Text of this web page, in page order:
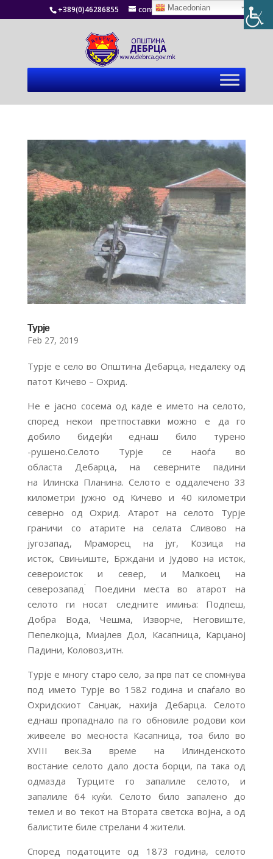
+389(0)46286855 contact@debrca.gov.mk
Турје
Feb 27, 2019
Турје е село во Општина Дебарца, недалеку од
патот Кичево – Охрид.
Не е јасно сосема од каде е името на селото,
според некои претпоставки можно е да го
добило бидејќи еднаш било турено
-рушено.Селото Турје се наоѓа во
областа Дебарца, на северните падини
на Илинска Планина. Селото е оддалечено 33
километри јужно од Кичево и 40 километри
северно од Охрид. Атарот на селото Турје
граничи со атарите на селата Сливово на
југозапад, Мраморец на југ, Козица на
исток, Свињиште, Брждани и Јудово на исток,
североисток и север, и Малкоец на
северозапад
.
Поедини места во атарот на
селото ги носат следните имиња: Подпеш,
Добра Вода, Чешма, Изворче, Неговиште,
Пепелкојца, Миајлев Дол, Касапница, Карџаној
Падини, Коловоз,итн.
Турје е многу старо село, за прв пат се спомнува
под името Турје во 1582 година и спаѓало во
Охридскиот Санџак, нахија Дебарца. Селото
еднаш пропаднало па го обновиле родови кои
живееле во месноста Касапница, тоа било во
ХVIII век.За време на Илинденското
востание селото дало доста борци, па така од
одмазда Турците го запалиле селото, и
запалиле 64 куќи. Селото било запалено до
темел и во текот на Втората светска војна, а од
балистите биле стрелани 4 жители.
Според податоците од 1873 година, селото
Macedonian